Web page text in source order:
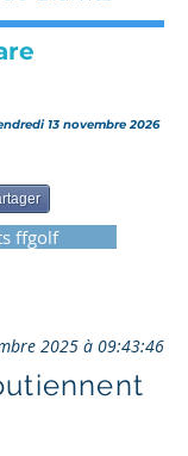
13 novembre 2026
ffgolf
2025 à 09:43:46